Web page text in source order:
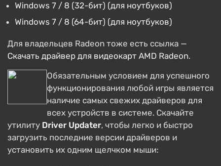
Windows 7 / 8 (32-бит) (для ноутбуков)
Windows 7 / 8 (64-бит) (для ноутбуков)
Для владельцев Radeon тоже есть ссылка —
Скачать драйвер для видеокарт AMD Radeon.
Обязательным условием для успешного
функционирования любой игры является
наличие самых свежих драйверов для
всех устройств в системе. Скачайте
утилиту Driver Updater, чтобы легко и быстро
загрузить последние версии драйверов и
установить их одним щелчком мыши: